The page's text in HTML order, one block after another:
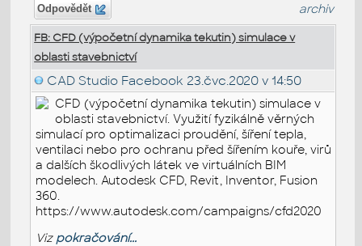
Odpovědět archiv
FB: CFD (výpočetní dynamika tekutin) simulace v
oblasti stavebnictví
CAD Studio Facebook 23.čvc.2020 v 14:50
CFD (výpočetní dynamika tekutin) simulace v
oblasti stavebnictví. Využití fyzikálně věrných
simulací pro optimalizaci proudění, šíření tepla,
ventilaci nebo pro ochranu před šířením kouře, virů
a dalších škodlivých látek ve virtuálních BIM
modelech. Autodesk CFD, Revit, Inventor, Fusion
360.
https://www.autodesk.com/campaigns/cfd2020
Viz pokračování...